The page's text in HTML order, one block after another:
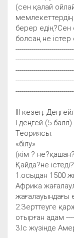
(сен қалай
берер
болсаң не істер
ІІІ кезең.
І деңгей (5 балл)
Теориясы:
«білу»
(кім ? не?қашан?
Қайда?не
1.осыдан 1500
Африка
жағалауындағы
2.Зерттеуге
отырған адам
3.Іс жүзінде